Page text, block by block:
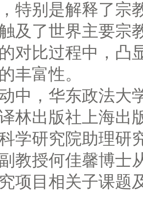
特别是解释了宗
及了世界主要宗
对比过程中，凸
丰富性。
，华东政法大学
林出版社上海出
学研究院助理研
教授何佳馨博士
项目相关子课题